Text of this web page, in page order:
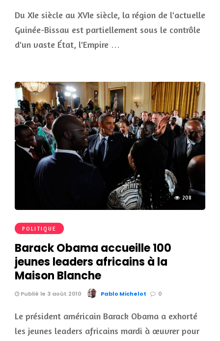
Du XIe siècle au XVIe siècle, la région de l'actuelle
Guinée-Bissau est partiellement sous le contrôle
d'un vaste État, l'Empire …
208
POLITIQUE
Barack Obama accueille 100
jeunes leaders africains à la
Maison Blanche
Publié le 3 août 2010 Pablo Michelot 0
Le président américain Barack Obama a exhorté
les jeunes leaders africains mardi à œuvrer pour